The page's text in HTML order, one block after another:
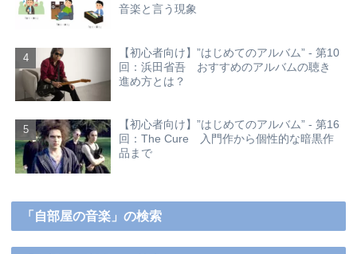
音楽と言う現象
【初心者向け】”はじめてのアルバム” - 第10
回：浜田省吾 おすすめのアルバムの聴き
進め方とは？
【初心者向け】”はじめてのアルバム” - 第16
回：The Cure 入門作から個性的な暗黒作
品まで
「自部屋の音楽」の検索